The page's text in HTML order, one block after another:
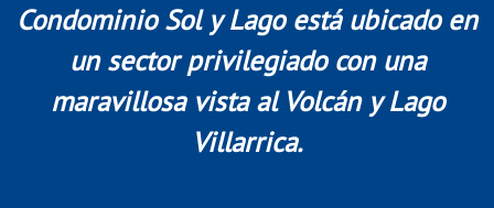
Condominio Sol y Lago está ubicado en
un sector privilegiado con una
maravillosa vista al Volcán y Lago
Villarrica.